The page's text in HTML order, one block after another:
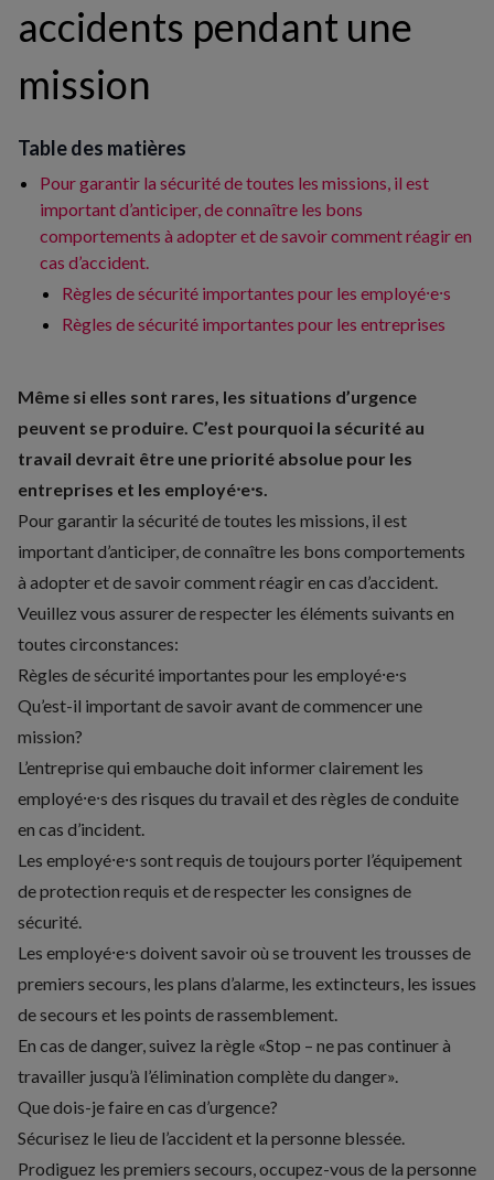
accidents pendant une
mission
Table des matières
Pour garantir la sécurité de toutes les missions, il est
important d’anticiper, de connaître les bons
comportements à adopter et de savoir comment réagir en
cas d’accident.
Règles de sécurité importantes pour les employé⸱e⸱s
Règles de sécurité importantes pour les entreprises
Même si elles sont rares, les situations d’urgence
peuvent se produire. C’est pourquoi la sécurité au
travail devrait être une priorité absolue pour les
entreprises et les employé⸱e⸱s.
Pour garantir la sécurité de toutes les missions, il est
important d’anticiper, de connaître les bons comportements
à adopter et de savoir comment réagir en cas d’accident.
Veuillez vous assurer de respecter les éléments suivants en
toutes circonstances:
Règles de sécurité importantes pour les employé⸱e⸱s
Qu’est-il important de savoir avant de commencer une
mission?
L’entreprise qui embauche doit informer clairement les
employé⸱e⸱s des risques du travail et des règles de conduite
en cas d’incident.
Les employé⸱e⸱s sont requis de toujours porter l’équipement
de protection requis et de respecter les consignes de
sécurité.
Les employé⸱e⸱s doivent savoir où se trouvent les trousses de
premiers secours, les plans d’alarme, les extincteurs, les issues
de secours et les points de rassemblement.
En cas de danger, suivez la règle «Stop – ne pas continuer à
travailler jusqu’à l’élimination complète du danger».
Que dois-je faire en cas d’urgence?
Sécurisez le lieu de l’accident et la personne blessée.
Prodiguez les premiers secours, occupez-vous de la personne